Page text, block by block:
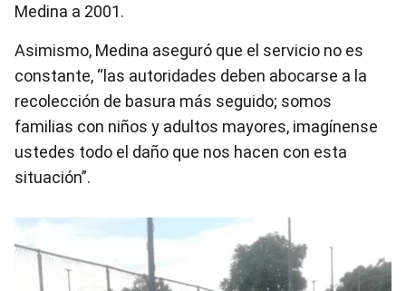
Medina a 2001.
Asimismo, Medina aseguró que el servicio no es
constante, “las autoridades deben abocarse a la
recolección de basura más seguido; somos
familias con niños y adultos mayores, imagínense
ustedes todo el daño que nos hacen con esta
situación”.